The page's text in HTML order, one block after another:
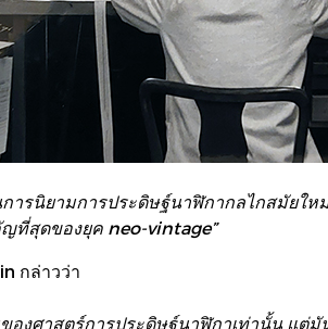
ารนิยามการประดิษฐ์นาฬิกากลไกสมัยใ
ญที่สุดของยุค neo-vintage”
กล่าวว่า
ของศาสตร์การประดิษฐ์นาฬิกาเท่านั้น แ